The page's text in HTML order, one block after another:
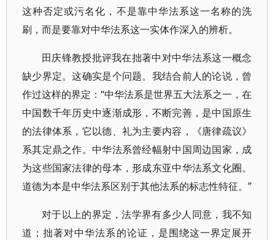
这种否定或污名化，不是靠中华法系这一名称的洗
刷，而是要靠对中华法系这一实体作深入的辨析。
田庆锋教授批评我在拙著中对中华法系这一概念
缺少界定。这确实是个问题。我结合前人的论说，曾
作过这样的界定：“中华法系是世界五大法系之一，在
中国数千年历史中逐渐成形，不断完善，是中国原生
的法律体系，它以德、礼为主要内容，《唐律疏议》
系其定鼎之作。中华法系曾经幅射中国周边国家，成
为这些国家法律的母本，形成东亚中华法系文化圈。
道德为本是中华法系区别于其他法系的标志性特征。”
对于以上的界定，法学界有多少人同意，我不知
道；拙著对中华法系的论证，是围绕这一界定展开